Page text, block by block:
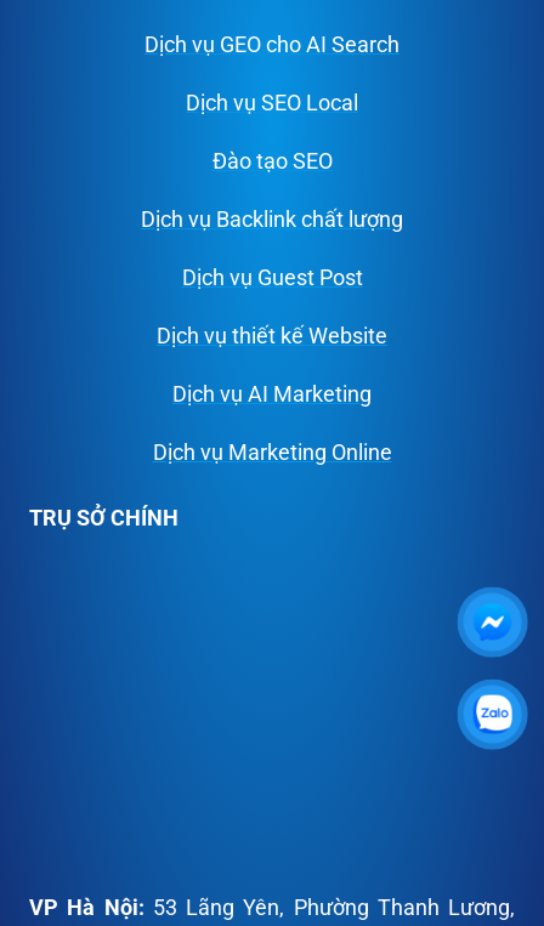
Dịch vụ GEO cho AI Search
Dịch vụ SEO Local
Đào tạo SEO
Dịch vụ Backlink chất lượng
Dịch vụ Guest Post
Dịch vụ thiết kế Website
Dịch vụ AI Marketing
Dịch vụ Marketing Online
TRỤ SỞ CHÍNH
VP Hà Nội: 53 Lãng Yên, Phường Thanh Lương,